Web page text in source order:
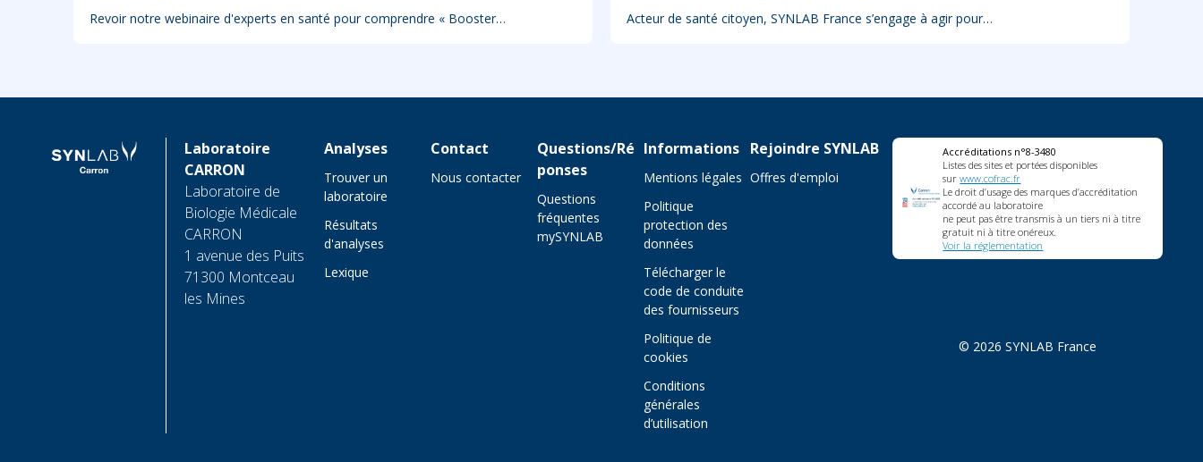
Revoir notre webinaire d'experts en santé pour comprendre « Booster… Acteur de santé citoyen, SYNLAB France s’engage à agir pour…
Laboratoire
CARRON
Laboratoire de
Biologie Médicale
CARRON
1 avenue des Puits
71300 Montceau
les Mines
Analyses
Trouver un
laboratoire
Résultats
d'analyses
Lexique
Contact
Nous contacter
Questions/Ré
ponses
Questions
fréquentes
mySYNLAB
Informations
Mentions légales
Politique
protection des
données
Télécharger le
code de conduite
des fournisseurs
Politique de
cookies
Conditions
générales
d’utilisation
Rejoindre SYNLAB
Offres d'emploi
Accréditations n°8-3480
Listes des sites et portées disponibles
surwww.cofrac.fr
Le droit d’usage des marques d’accréditation
accordé au laboratoire
ne peut pas être transmis à un tiers ni à titre
gratuit ni à titre onéreux.
Voir la réglementation
© 2026 SYNLAB France